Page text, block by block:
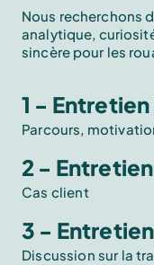
Nous recherchons
analytique,
sincère pour les
1 - Entretien
Parcours,
2 -
Cas client
3 -
Discussion sur la